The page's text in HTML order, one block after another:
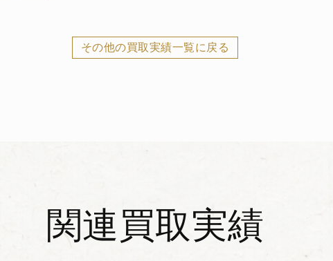
その他の買取実績一覧に戻る
関連買取実績